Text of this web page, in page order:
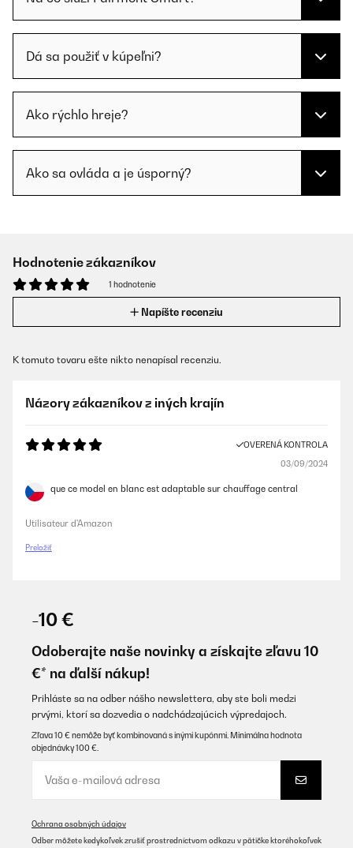
Dá sa použiť v kúpeľni?
Ako rýchlo hreje?
Ako sa ovláda a je úsporný?
Hodnotenie zákazníkov
1 hodnotenie
Napíšte recenziu
K tomuto tovaru ešte nikto nenapísal recenziu.
Názory zákazníkov z iných krajín
OVERENÁ KONTROLA
03/09/2024
que ce model en blanc est adaptable sur chauffage central
Utilisateur d'Amazon
Preložiť
-10 €
Odoberajte naše novinky a získajte zľavu 10
€* na ďalší nákup!
Prihláste sa na odber nášho newslettera, aby ste boli medzi
prvými, ktorí sa dozvedia o nadchádzajúcich výpredajoch.
Zľava 10 € nemôže byť kombinovaná s inými kupónmi. Minimálna hodnota
objednávky 100 €.
Ochrana osobných údajov
Odber môžete kedykoľvek zrušiť prostredníctvom odkazu v pätičke ktoréhokoľvek